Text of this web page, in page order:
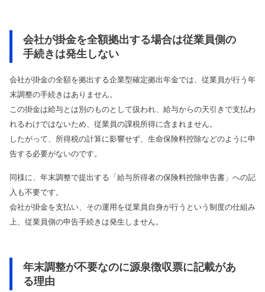
会社が掛金を全額拠出する場合は従業員側の
手続きは発生しない
会社が掛金の全額を拠出する企業型確定拠出年金では、従業員が行う年
末調整の手続きはありません。
この掛金は給与とは別のものとして扱われ、給与からの天引きで支払わ
れるわけではないため、従業員の課税所得に含まれません。
したがって、所得税の計算に影響せず、生命保険料控除などのように申
告する必要がないのです。
同様に、年末調整で提出する「給与所得者の保険料控除申告書」への記
入も不要です。
会社が掛金を支払い、その運用を従業員自身が行うという制度の仕組み
上、従業員側の申告手続きは発生しません。
年末調整が不要なのに源泉徴収票に記載があ
る理由